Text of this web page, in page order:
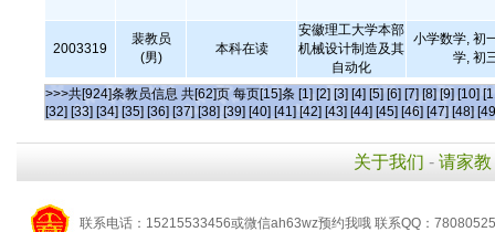
2003319
裴教员
(男)
本科在读
安徽理工大学本部
机械设计制造及其
自动化
小学数学, 初
学, 初
>>>共[924]条教员信息 共[62]页 每页[15]条 [1] [2] [3] [4] [5] [6] [7] [8] [9] [10]
[32] [33] [34] [35] [36] [37] [38] [39] [40] [41] [42] [43] [44] [45] [46] [47] [48]
关于我们 - 请家教
联系电话：15215533456或微信ah63wz预约我哦 联系QQ：